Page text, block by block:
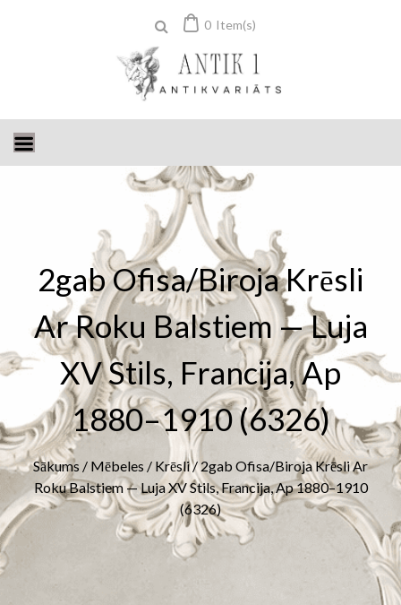
0 Item(s)
2gab Ofisa/Biroja Krēsli
Ar Roku Balstiem — Luja
XV Stils, Francija, Ap
1880–1910 (6326)
Sākums / Mēbeles / Krēsli/ 2gab Ofisa/Biroja Krēsli Ar
Roku Balstiem — Luja XV Stils, Francija, Ap 1880–1910
(6326)